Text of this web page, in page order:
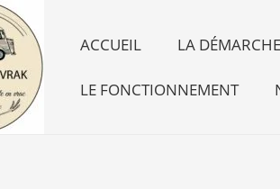
ACCUEIL LA
LE FONCTIONNEMENT